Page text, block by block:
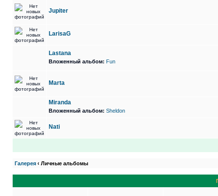
Jupiter
LarisaG
Lastana
Вложенный альбом: Fun
Marta
Miranda
Вложенный альбом: Sheldon
Nati
Галерея ‹ Личные альбомы